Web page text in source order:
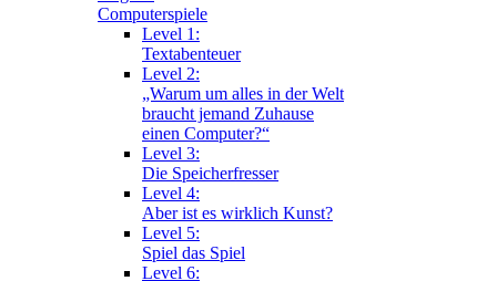
Computerspiele
Level 1:
Textabenteuer
Level 2:
„Warum um alles in der Welt
braucht jemand Zuhause
einen Computer?“
Level 3:
Die Speicherfresser
Level 4:
Aber ist es wirklich Kunst?
Level 5:
Spiel das Spiel
Level 6: